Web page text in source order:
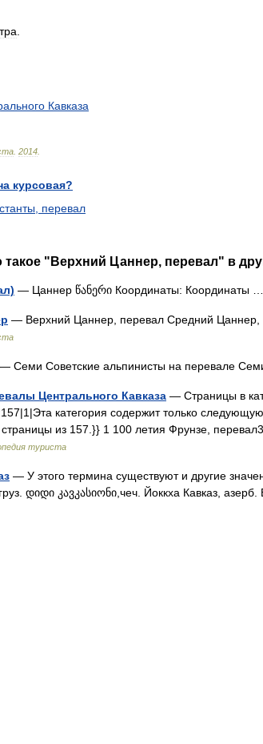
Кавказа
2014
курсовая?
перевал
такое "Верхний Цаннер, перевал" в
— Цаннер წანერი Координаты: Координаты
— Верхний Цаннер, перевал Средний
— Семи Советские альпинисты на перевале
Центрального Кавказа — Страницы в
категория содержит только
из 157.}} 1 100 летия Фрунзе,
туриста
— У этого термина существуют и другие
დიდი კავკასიონი,чеч. Йоккха Кавказ,